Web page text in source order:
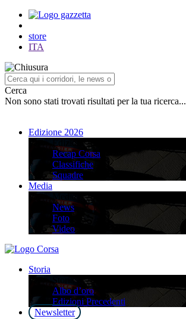
store
ITA
Cerca
Non sono stati trovati risultati per la tua ricerca...
Edizione 2026
Edizione 2026
Recap Corsa
Classifiche
Squadre
Media
Media
News
Foto
Video
Storia
Storia
Albo d’oro
Edizioni Precedenti
Newsletter